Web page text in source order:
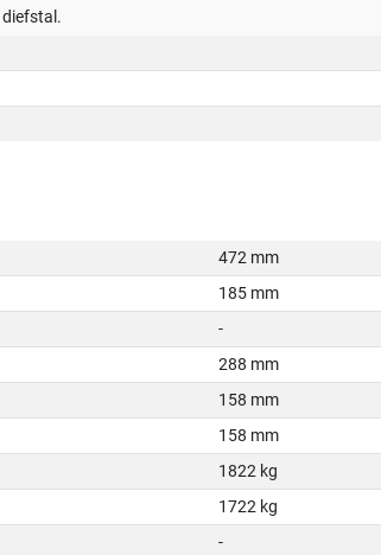
diefstal.
472 mm
185 mm
-
288 mm
158 mm
158 mm
1822 kg
1722 kg
-